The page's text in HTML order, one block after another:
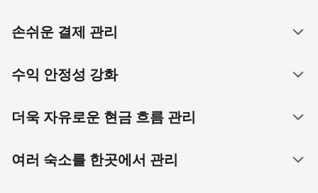
손쉬운 결제 관리
수익 안정성 강화
더욱 자유로운 현금 흐름 관리
여러 숙소를 한곳에서 관리